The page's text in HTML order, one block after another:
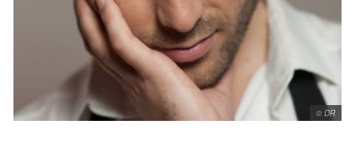
© DR